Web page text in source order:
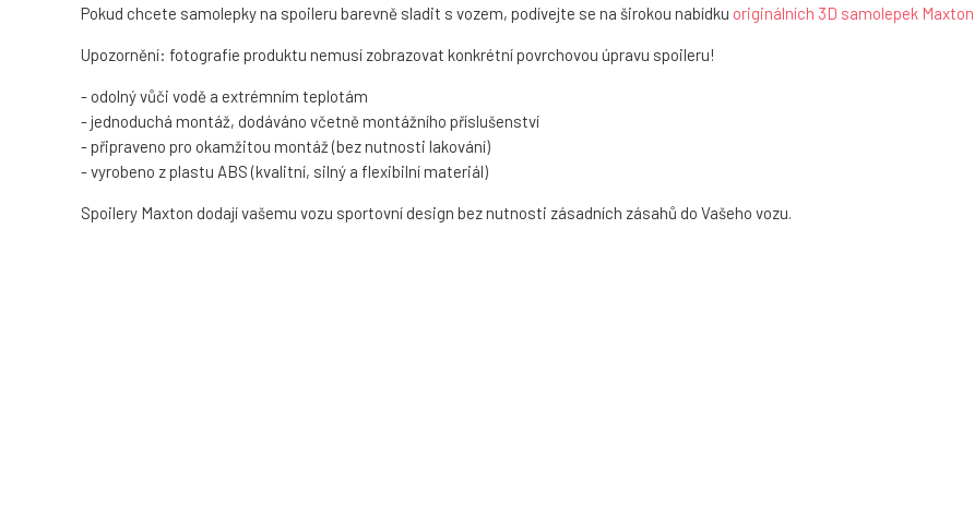
Pokud chcete samolepky na spoileru barevně sladit s vozem, podívejte se na širokou nabídku originálních 3D samolepek Maxton
Upozornění: fotografie produktu nemusí zobrazovat konkrétní povrchovou úpravu spoileru!
- odolný vůči vodě a extrémním teplotám
- jednoduchá montáž, dodáváno včetně montážního příslušenství
- připraveno pro okamžitou montáž (bez nutnosti lakování)
- vyrobeno z plastu ABS (kvalitní, silný a flexibilní materiál)
Spoilery Maxton dodají vašemu vozu sportovní design bez nutnosti zásadních zásahů do Vašeho vozu.